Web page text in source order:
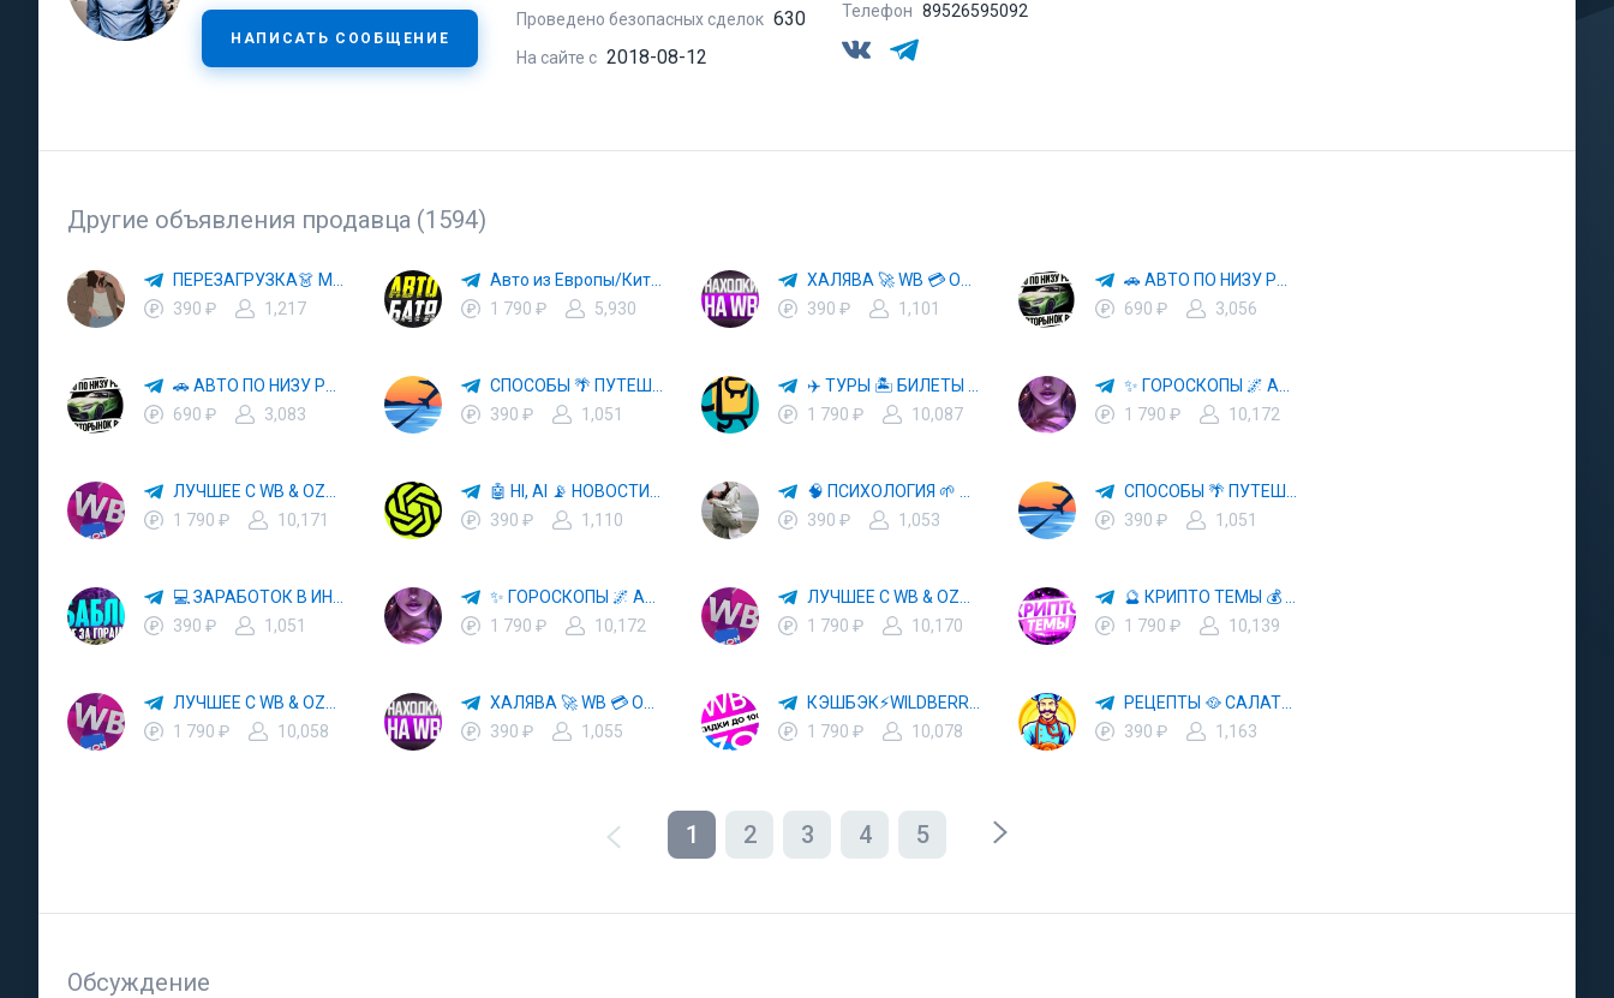
НАПИСАТЬ СООБЩЕНИЕ
Проведено безопасных сделок 630
На сайте с 2018-08-12
Телефон 89526595092
Другие объявления продавца (1594)
390 ₽
1,217
1 790 ₽
5,930
390 ₽
1,101
690 ₽
3,056
690 ₽
3,083
390 ₽
1,051
1 790 ₽
10,087
1 790 ₽
10,172
1 790 ₽
10,171
390 ₽
1,110
390 ₽
1,053
390 ₽
1,051
390 ₽
1,051
1 790 ₽
10,172
1 790 ₽
10,170
1 790 ₽
10,139
1 790 ₽
10,058
390 ₽
1,055
1 790 ₽
10,078
390 ₽
1,163
1 2 3 4 5
Обсуждение